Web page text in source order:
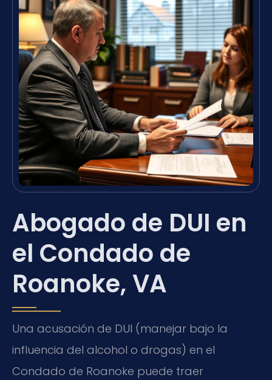
Abogado de DUI en
el Condado de
Roanoke, VA
Una acusación de DUI (manejar bajo la
influencia del alcohol o drogas) en el
Condado de Roanoke puede traer